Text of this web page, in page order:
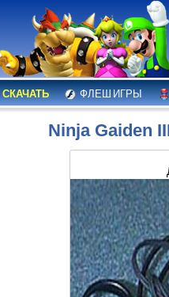
СКАЧАТЬ ФЛЕШ ИГРЫ
Ninja Gaiden